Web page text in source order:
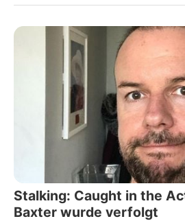
Stalking: Caught in the
Baxter wurde verfolgt